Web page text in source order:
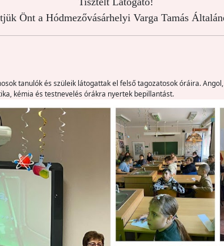
Önt a Hódmezővásárhelyi Varga Tamás
tanulók és szüleik látogattak el felső tagozatosok óráira.
kémia és testnevelés órákra nyertek bepillantást.